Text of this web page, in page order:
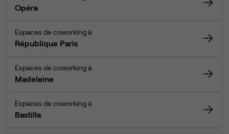
Opéra
Espaces de coworking à
République Paris
Espaces de coworking à
Madeleine
Espaces de coworking à
Bastille